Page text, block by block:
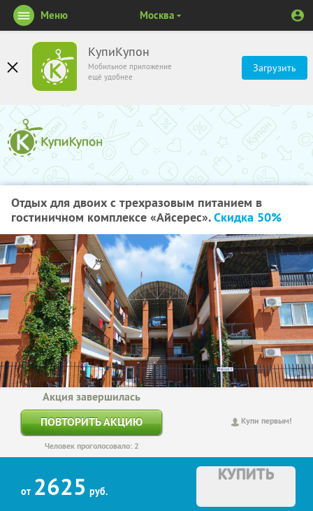
КупиКупон
Мобильное приложение
ещё удобнее
Загрузить
Меню Москва
Отдых для двоих с трехразовым питанием в
гостиничном комплексе «Айсерес».Скидка 50%
Купи первым!
Акция завершилась
ПОВТОРИТЬ АКЦИЮ
Человек проголосовало: 2
от 2625 руб.
КУПИТЬ